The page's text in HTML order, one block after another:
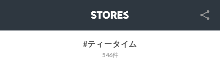
SNS
#ティータイム
546件